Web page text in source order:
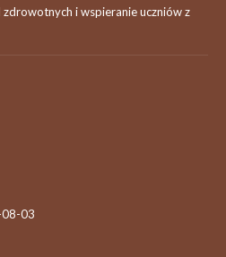
i wspieranie uczniów z
03